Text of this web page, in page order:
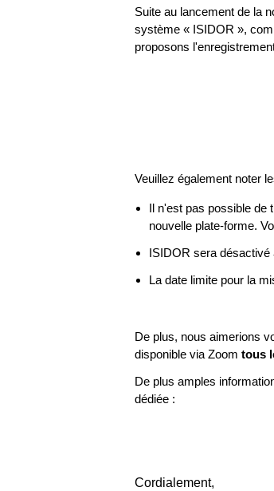
Suite au lancement de la
système « ISIDOR »,
proposons
Veuillez également noter
Il n'est pas possible de
nouvelle plate-forme.
ISIDOR sera désactivé
La date limite pour la
De plus, nous aimerions
disponible via Zoom tous
De plus amples
dédiée :​
​Cordialement,